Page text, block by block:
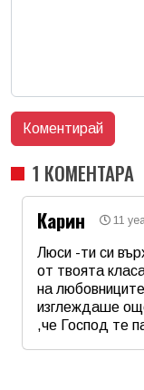
1 КОМЕНТАРА
Карин
11
Люси -ти си
от твоята
на
изглеждаше
,че Господ те